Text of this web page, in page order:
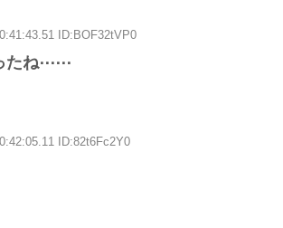
ID:BOF32tVP0
たね⋯⋯
ID:82t6Fc2Y0